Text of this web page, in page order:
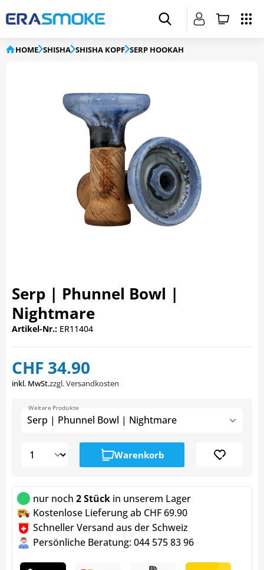
HOME SHISHA SHISHA KOPF SERP HOOKAH
Serp | Phunnel Bowl |
Nightmare
Artikel-Nr.: ER11404
CHF 34.90
inkl. MwSt.zzgl. Versandkosten
Serp | Phunnel Bowl | Nightmare
Weitere Produkte
Warenkorb
nur noch 2 Stück in unserem Lager
Kostenlose Lieferung ab CHF 69.90
Schneller Versand aus der Schweiz
Persönliche Beratung: 044 575 83 96